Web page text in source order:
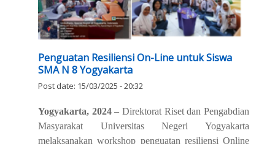
Penguatan Resiliensi On-Line untuk Siswa
SMA N 8 Yogyakarta
Post date: 15/03/2025 - 20:32
Yogyakarta, 2024– Direktorat Riset dan Pengabdian
Masyarakat Universitas Negeri Yogyakarta
melaksanakan workshop penguatan resiliensi Online